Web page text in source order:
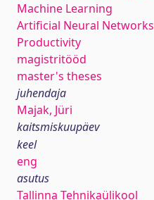
Machine Learning
Artificial Neural Networks
Productivity
magistritööd
master's theses
juhendaja
Majak, Jüri
kaitsmiskuupäev
keel
eng
asutus
Tallinna Tehnikaülikool